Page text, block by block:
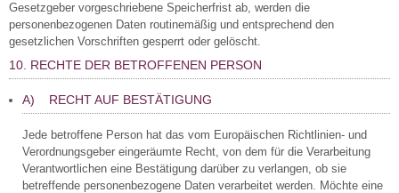
Gesetzgeber vorgeschriebene Speicherfrist ab, werden die
personenbezogenen Daten routinemäßig und entsprechend den
gesetzlichen Vorschriften gesperrt oder gelöscht.
10. RECHTE DER BETROFFENEN PERSON
A) RECHT AUF BESTÄTIGUNG
Jede betroffene Person hat das vom Europäischen Richtlinien- und
Verordnungsgeber eingeräumte Recht, von dem für die Verarbeitung
Verantwortlichen eine Bestätigung darüber zu verlangen, ob sie
betreffende personenbezogene Daten verarbeitet werden. Möchte eine